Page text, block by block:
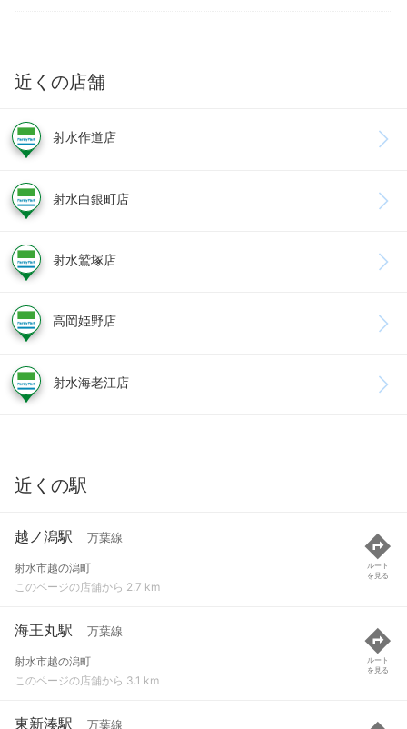
近くの店舗
射水作道店
射水白銀町店
射水鷲塚店
高岡姫野店
射水海老江店
近くの駅
越ノ潟駅 万葉線
射水市越の潟町
このページの店舗から 2.7 km
ルート
を見る
海王丸駅 万葉線
射水市越の潟町
このページの店舗から 3.1 km
ルート
を見る
東新湊駅 万葉線